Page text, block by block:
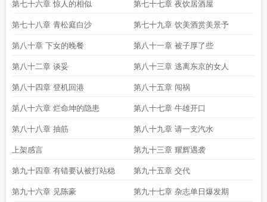
第七十六章 惊人的相似 第七十七章 夜饮居酒屋
第七十八章 青松庭白沙 第七十九章 饮美酒赏美景予
第八十章 下女的晚餐 第八十一章 被子厚了些
第八十二章 谈妥 第八十三章 逃离东京的女人
第八十四章 登机回港 第八十五章 闯祸
第八十六章 烂命坤的隐患 第八十七章 牛雄开口
第八十八章 抽筋 第八十九章 请一支汽水
上架感言 第九十三章 耀辉遇袭
第九十四章 有错要认被打站稳 第九十五章 交代
第九十六章 见陈豪 第九十七章 杂志单日爆发期